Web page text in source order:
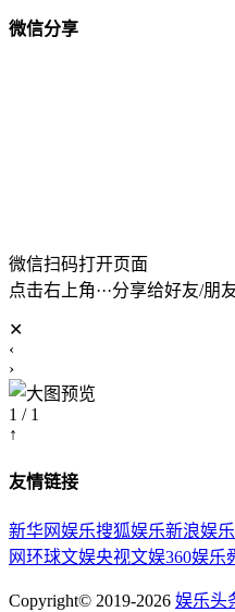
微信分享
微信扫码打开页面
点击右上角···分享给好友/朋
✕
‹
›
1 / 1
↑
友情链接
新华网娱乐搜狐娱乐新浪娱乐
网环球文娱央视文娱360娱乐
Copyright© 2019-2026 娱乐头